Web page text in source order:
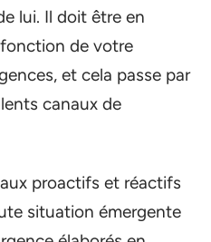
lui. Il doit être en
de votre
et cela passe par
canaux de
proactifs et réactifs
situation émergente